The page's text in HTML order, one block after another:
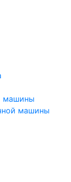
машины
машины